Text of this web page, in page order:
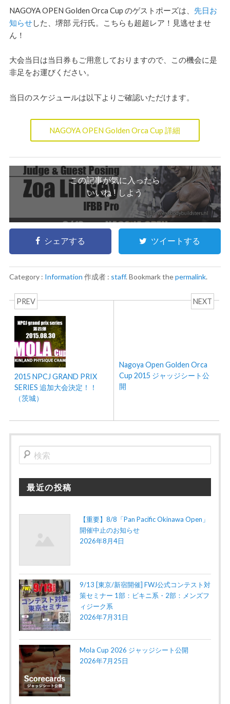
NAGOYA OPEN Golden Orca Cup のゲストポーズは、 先日お
知らせした、堺部 元行氏。こちらも超超レア！見逃せませ
ん！
大会当日は当日券もご用意しておりますので、この機会に是
非足をお運びください。
当日のスケジュールは以下よりご確認いただけます。
NAGOYA OPEN Golden Orca Cup 詳細
この記事が気に入ったら
いいね ! しよう
シェアする ツイートする
Category : Information 作成者 : staff. Bookmark thepermalink.
PREV
2015 NPCJ GRAND PRIX
SERIES 追加大会決定！！
（茨城）
NEXT
Nagoya Open Golden Orca
Cup 2015 ジャッジシート公
開
検
索
最近の投稿
【重要】8/8「Pan Pacific Okinawa Open」
開催中止のお知らせ
2026年8月4日
9/13 [東京/新宿開催] FWJ公式コンテスト対
策セミナー 1部：ビキニ系・2部：メンズフ
ィジーク系
2026年7月31日
Mola Cup 2026 ジャッジシート公開
2026年7月25日